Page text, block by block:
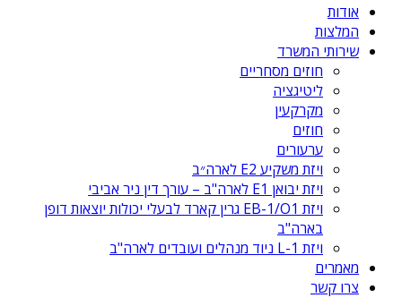
אודות
המלצות
שירותי המשרד
חוזים מסחריים
ליטיגציה
מקרקעין
חוזים
ערעורים
ויזת משקיע E2 לארה״ב
ויזת יבואן E1 לארה"ב – עורך דין ניר אביבי
ויזת EB-1/O1 גרין קארד לבעלי יכולות יוצאות דופן
בארה"ב
ויזת L-1 ניוד מנהלים ועובדים לארה"ב
מאמרים
צרו קשר